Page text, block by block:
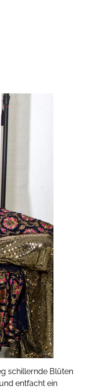
schillernde Blüten
entfacht ein